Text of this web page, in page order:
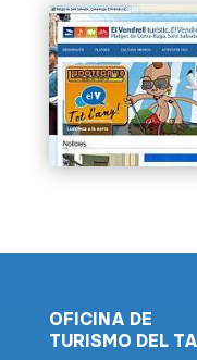
OFICINA DE
TURISMO DEL